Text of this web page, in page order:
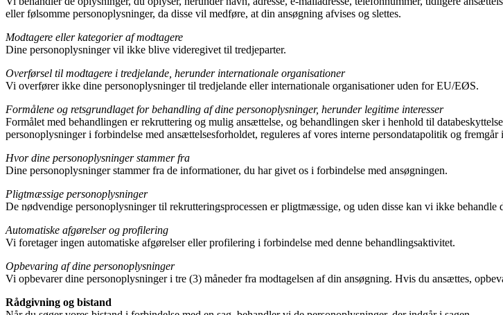
eller følsomme personoplysninger, da disse vil medføre, at din ansøgning afvises og slettes.
Modtagere eller kategorier af modtagere
Dine personoplysninger vil ikke blive videregivet til tredjeparter.
Overførsel til modtagere i tredjelande, herunder internationale organisationer
Vi overfører ikke dine personoplysninger til tredjelande eller internationale organisationer uden for EU/EØS.
Formålene og retsgrundlaget for behandling af dine personoplysninger, herunder legitime interesser
Formålet med behandlingen er rekruttering og mulig ansættelse, og behandlingen sker i henhold til
personoplysninger i forbindelse med ansættelsesforholdet, reguleres af vores interne persondatapolitik og fremgår
Hvor dine personoplysninger stammer fra
Dine personoplysninger stammer fra de informationer, du har givet os i forbindelse med ansøgningen.
Pligtmæssige personoplysninger
De nødvendige personoplysninger til rekrutteringsprocessen er pligtmæssige, og uden disse kan vi ikke behandle
Automatiske afgørelser og profilering
Vi foretager ingen automatiske afgørelser eller profilering i forbindelse med denne behandlingsaktivitet.
Opbevaring af dine personoplysninger
Vi opbevarer dine personoplysninger i tre (3) måneder fra modtagelsen af din ansøgning. Hvis du ansættes,
Rådgivning og bistand